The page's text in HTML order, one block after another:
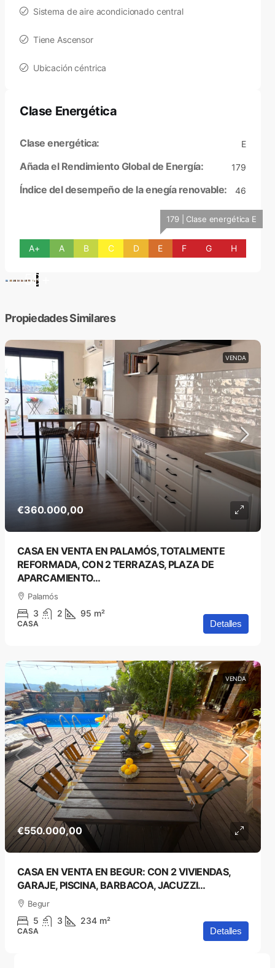
Sistema de aire acondicionado central
Tiene Ascensor
Ubicación céntrica
Clase Energética
Clase energética: E
Añada el Rendimiento Global de Energía: 179
Índice del desempeño de la enegía renovable: 46
A+ A B C D
179 | Clase energética E
E F G H
58+
Propiedades Similares
VENDA
€360.000,00
CASA EN VENTA EN PALAMÓS, TOTALMENTE
REFORMADA, CON 2 TERRAZAS, PLAZA DE
APARCAMIENTO…
Palamós
3 2 95 m²
CASA Detalles
VENDA
€550.000,00
CASA EN VENTA EN BEGUR: CON 2 VIVIENDAS,
GARAJE, PISCINA, BARBACOA, JACUZZI…
Begur
5 3 234 m²
CASA Detalles